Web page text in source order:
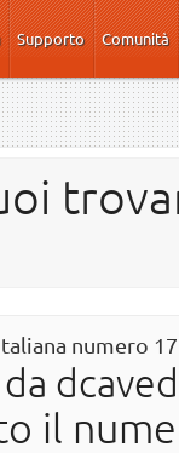
Supporto Comunità
numero 17
il